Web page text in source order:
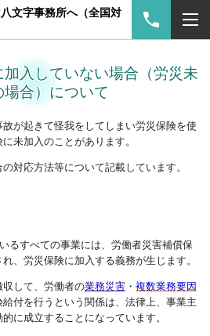
文字事務所へ（全国対
入していない場合（労災未
場合）について
が起きて怪我をしてしまい労災保険を使
未加入のことがあります。
対応方法等について記載しています。
るすべての事業には、労働者災害補償保
、労災保険に加入する義務が生じます。
して、労働者の業務災害 ・ 複数業務要因
給付を行うという関係は、法律上、事業主
に成立することになっています。